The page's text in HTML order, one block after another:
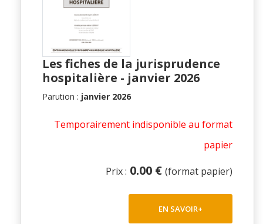
Les fiches de la jurisprudence
hospitalière - janvier 2026
Parution : janvier 2026
Temporairement indisponible au format
papier
Prix : 0.00 € (format papier)
EN SAVOIR+